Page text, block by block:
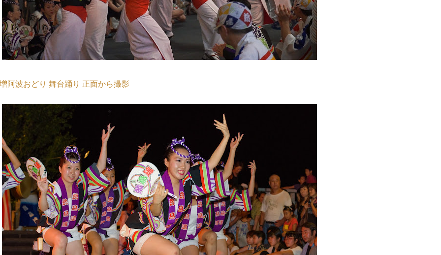
阿波おどり 舞台踊り 正面から撮影